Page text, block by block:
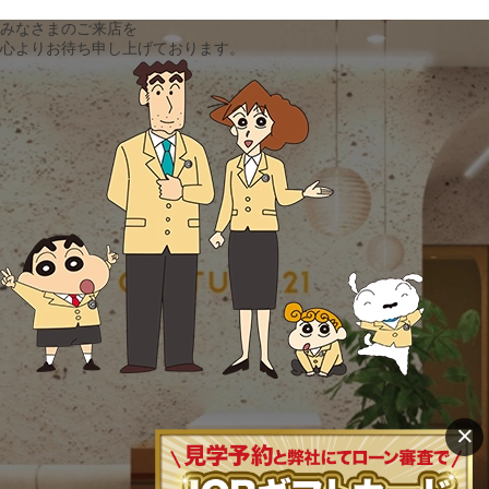
みなさまのご来店を
心よりお待ち申し上げております。
×